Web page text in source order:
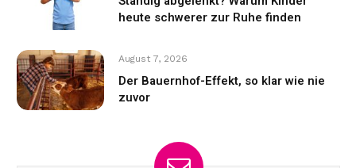
heute schwerer zur Ruhe finden
August 7, 2026
Der Bauernhof-Effekt, so klar wie nie
zuvor